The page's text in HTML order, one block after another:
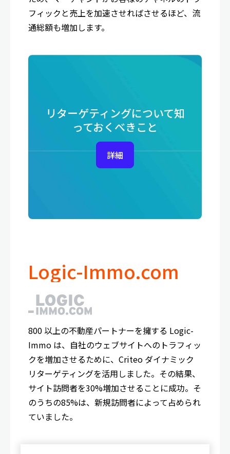
フィックと売上を加速させればさせるほど、流
通総額も増加します。
リターゲティングについて知
っておくべきこと
詳細
Logic-Immo.com
800 以上の不動産パートナーを擁する Logic-
Immo は、自社のウェブサイトへのトラフィッ
クを増加させるために、Criteo ダイナミック
リターゲティングを活用しました。その結果、
サイト訪問者を30%増加させることに成功。そ
のうちの85%は、新規訪問者によって占められ
ていました。